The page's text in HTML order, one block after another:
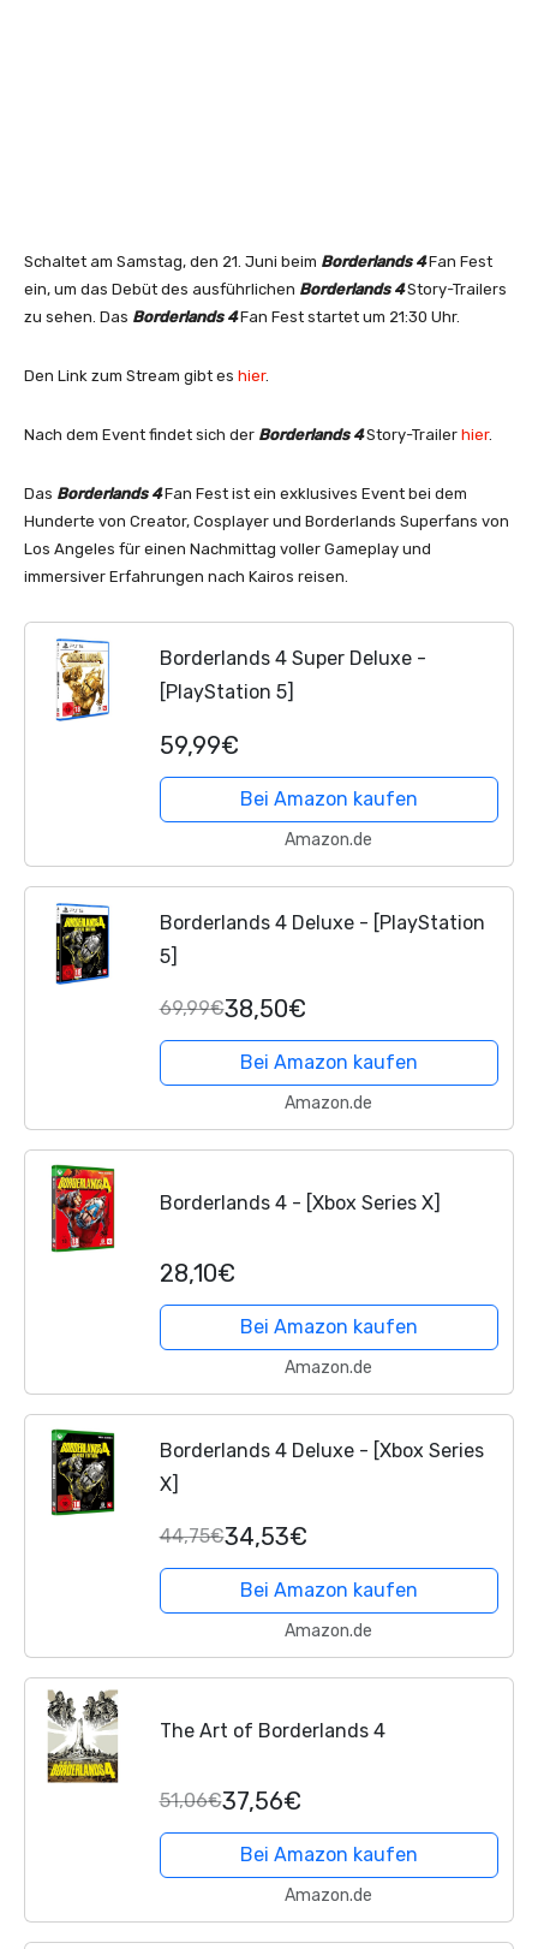
Schaltet am Samstag, den 21. Juni beim Borderlands 4Fan Fest
ein, um das Debüt des ausführlichen Borderlands 4Story-Trailers
zu sehen. Das Borderlands 4Fan Fest startet um 21:30 Uhr.
Den Link zum Stream gibt es hier.
Nach dem Event findet sich der Borderlands 4Story-Trailer hier.
Das Borderlands 4Fan Fest ist ein exklusives Event bei dem
Hunderte von Creator, Cosplayer und Borderlands Superfans von
Los Angeles für einen Nachmittag voller Gameplay und
immersiver Erfahrungen nach Kairos reisen.
Borderlands 4 Super Deluxe -
[PlayStation 5]
59,99€
Bei Amazon kaufen
Amazon.de
Borderlands 4 Deluxe - [PlayStation
5]
69,99€38,50€
Bei Amazon kaufen
Amazon.de
Borderlands 4 - [Xbox Series X]
28,10€
Bei Amazon kaufen
Amazon.de
Borderlands 4 Deluxe - [Xbox Series
X]
44,75€34,53€
Bei Amazon kaufen
Amazon.de
The Art of Borderlands 4
51,06€37,56€
Bei Amazon kaufen
Amazon.de